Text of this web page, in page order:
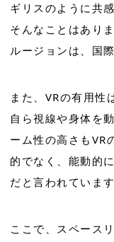
ギリスのように共
そんなことはあり
ルージョンは、国
また、VRの有用性
自ら視線や身体を
ーム性の高さもVR
的でなく、能動的
だと言われています
ここで、スペース